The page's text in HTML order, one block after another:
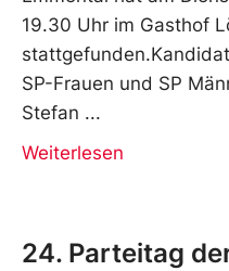
19.30 Uhr im Gasthof
SP-Frauen und SP
Stefan
Weiterlesen
24. Parteitag